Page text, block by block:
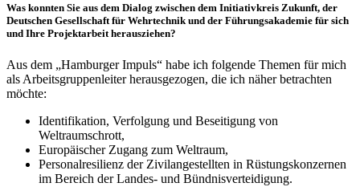
Was konnten Sie aus dem Dialog zwischen dem Initiativkreis Zukunft, der
Deutschen Gesellschaft für Wehrtechnik und der Führungsakademie für sich
und Ihre Projektarbeit herausziehen?
Aus dem „Hamburger Impuls“ habe ich folgende Themen für mich
als Arbeitsgruppenleiter herausgezogen, die ich näher betrachten
möchte:
Identifikation, Verfolgung und Beseitigung von
Weltraumschrott,
Europäischer Zugang zum Weltraum,
Personalresilienz der Zivilangestellten in Rüstungskonzernen
im Bereich der Landes- und Bündnisverteidigung.